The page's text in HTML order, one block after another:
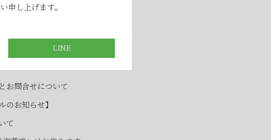
知らせ
お問合せについて
のお知らせ】
て
申し上げます。